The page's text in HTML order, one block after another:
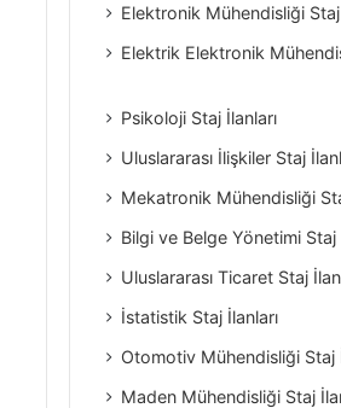
Elektronik Mühendisliği Staj
Elektrik Elektronik
Psikoloji Staj İlanları
Uluslararası İlişkiler Staj
Mekatronik Mühendisliği
Bilgi ve Belge Yönetimi Staj
Uluslararası Ticaret Staj
İstatistik Staj İlanları
Otomotiv Mühendisliği Staj
Maden Mühendisliği Staj